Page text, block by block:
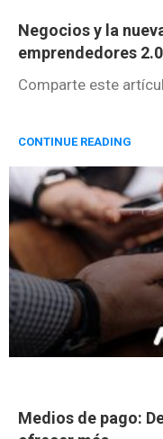
Negocios y la
emprendedores 2.0
Comparte este
CONTINUE READING
Medios de pago: